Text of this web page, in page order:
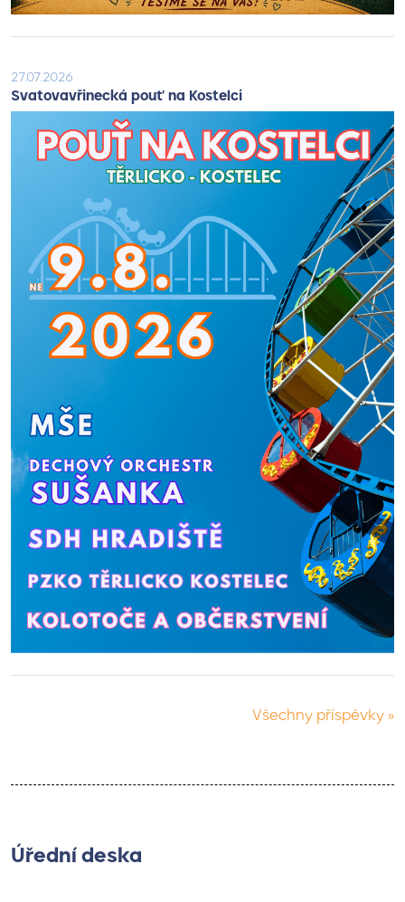
27.07.2026
Svatovavřinecká pouť na Kostelci
Všechny příspěvky »
Úřední deska